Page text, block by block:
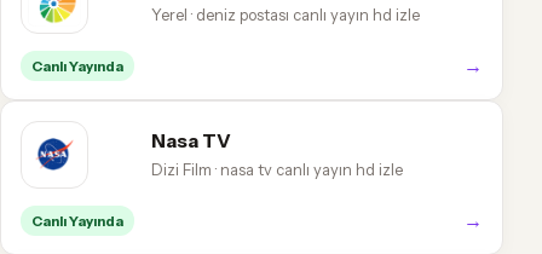
Yerel · deniz postası canlı yayın hd izle
Canlı Yayında →
Nasa TV
Dizi Film · nasa tv canlı yayın hd izle
Canlı Yayında →